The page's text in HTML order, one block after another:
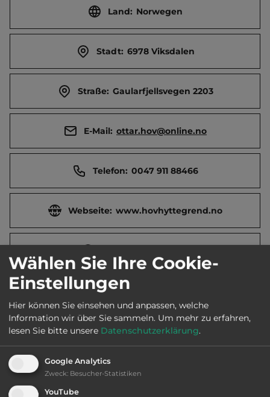
Touristen-/Dauerstellplätze 25/0.
Land: Norwegen
Stadt: 6978 Viksdalen
Straße: Gaularfjellsvegen 2203
E-Mail: ottar.hov@online.no
Telefon: 0047 911 88466
Webseite: www.hovhyttegrend.no
Öffnungszeiten:
Telefon: 0047 5771 7937
Ausstattung
Wählen Sie Ihre Cookie-
Einstellungen
Hier können Sie einsehen und anpassen, welche
Information wir über Sie sammeln. Um mehr zu erfahren,
lesen Sie bitte unsere Datenschutzerklärung.
Google Analytics
Zweck: Besucher-Statistiken
YouTube